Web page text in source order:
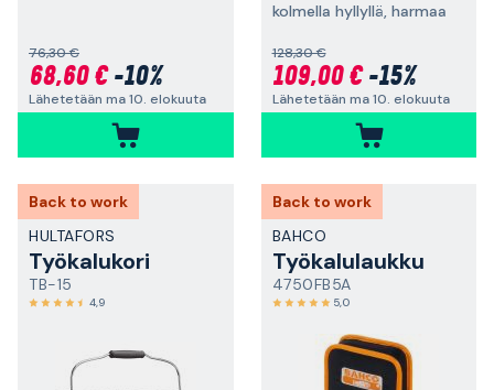
76,30 €
68,60 €-10%
Lähetetään ma 10. elokuuta
kolmella hyllyllä, harmaa
128,30 €
109,00 €-15%
Lähetetään ma 10. elokuuta
Back to work
HULTAFORS
Työkalukori
TB-15
4,9
Back to work
BAHCO
Työkalulaukku
4750FB5A
5,0